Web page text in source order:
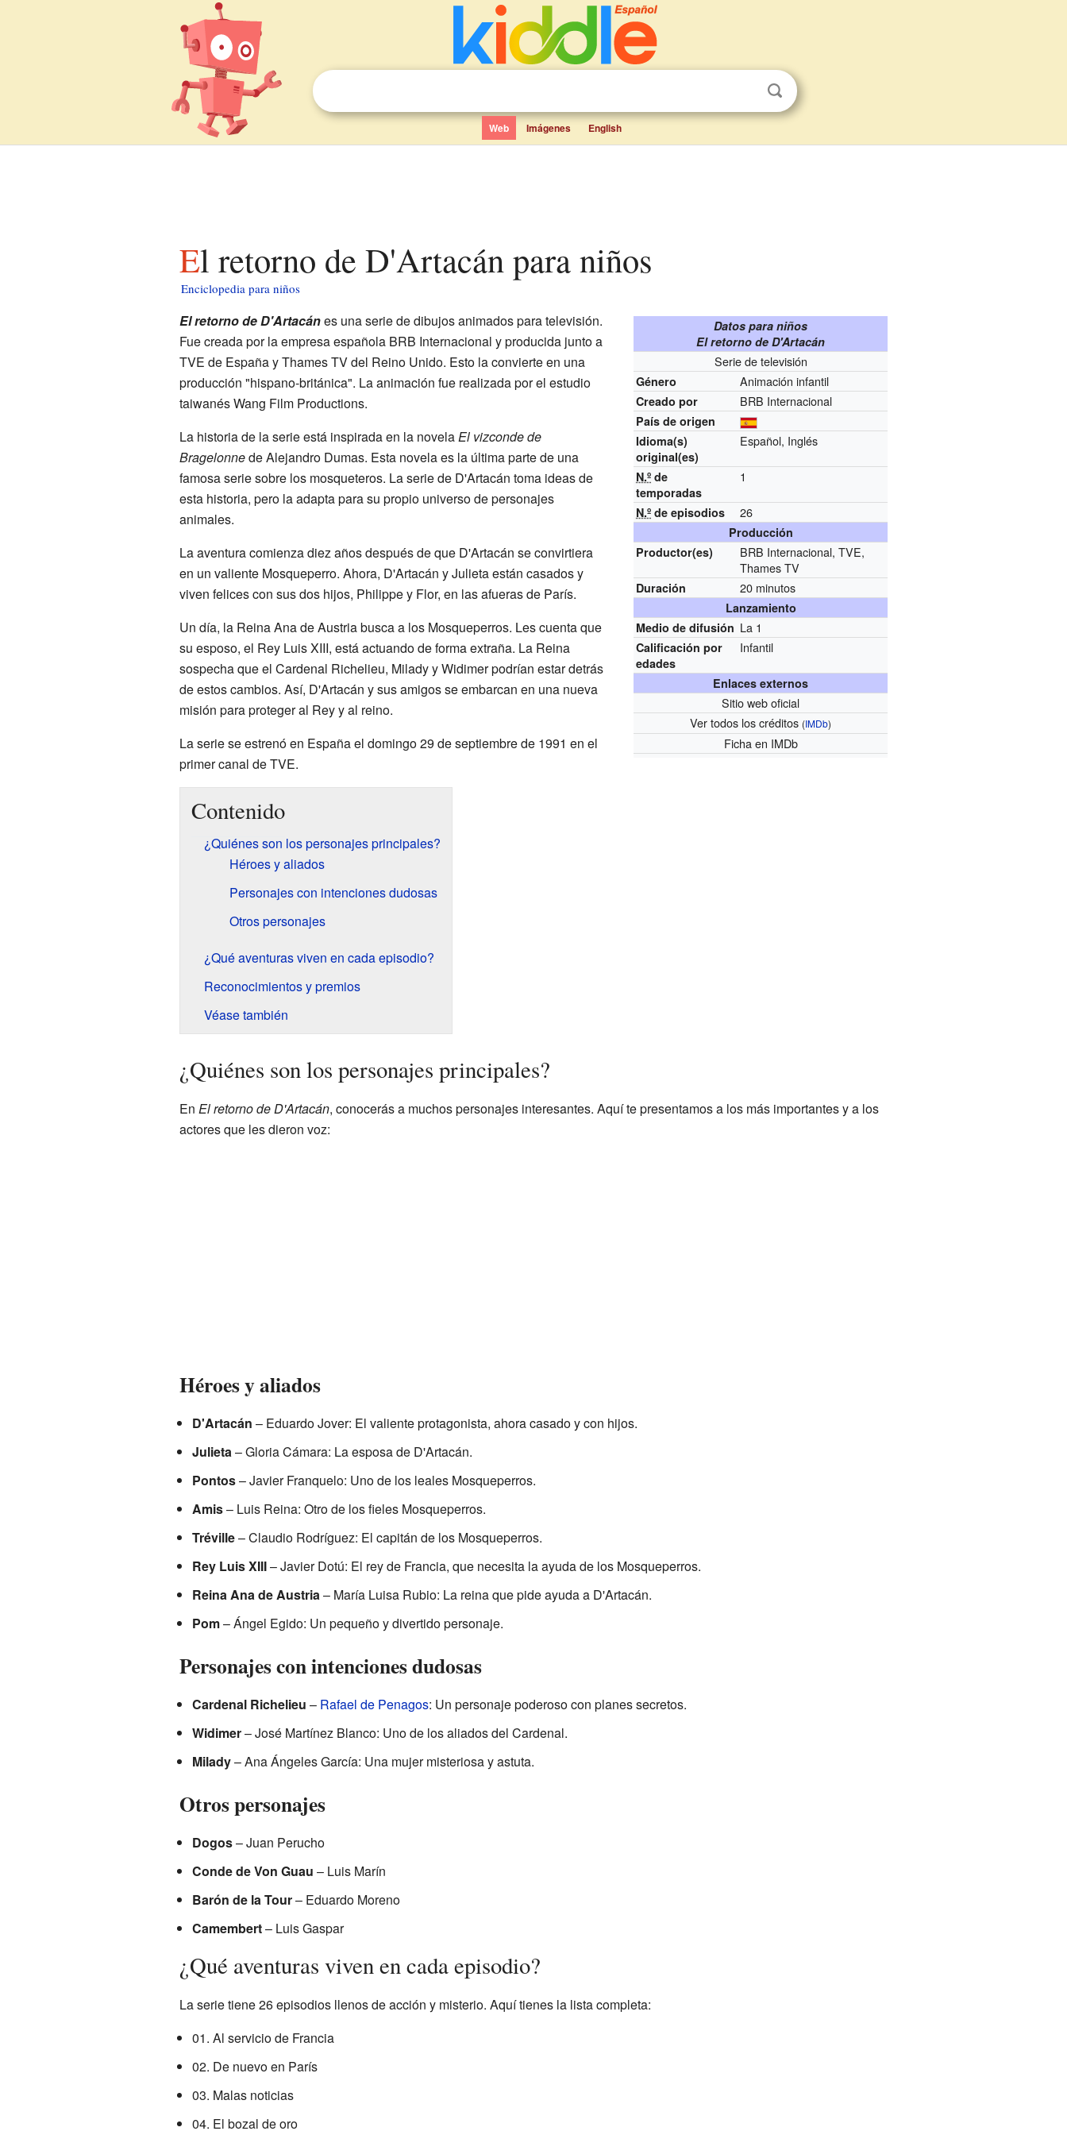
Web Imágenes English
El retorno de D'Artacán para niños
Enciclopedia para niños
Datos para niños
El retorno de D'Artacán
Serie de televisión
Género Animación infantil
Creado por BRB Internacional
País de origen
Idioma(s)
original(es)
Español, Inglés
N.º de
temporadas
1
N.º de episodios 26
Producción
Productor(es)
BRB Internacional, TVE,
Thames TV
Duración 20 minutos
Lanzamiento
Medio de difusión La 1
Calificación por
edades
Infantil
Enlaces externos
Sitio web oficial
Ver todos los créditos (IMDb)
Fichaen IMDb
El retorno de D'Artacánes una serie de dibujos animados para televisión.
Fue creada por la empresa española BRB Internacional y producida junto a
TVE de España y Thames TV del Reino Unido. Esto la convierte en una
producción "hispano-británica". La animación fue realizada por el estudio
taiwanés Wang Film Productions.
La historia de la serie está inspirada en la novelaEl vizconde de
Bragelonnede Alejandro Dumas. Esta novela es la última parte de una
famosa serie sobre los mosqueteros. La serie de D'Artacán toma ideas de
esta historia, pero la adapta para su propio universo de personajes
animales.
La aventura comienza diez años después de que D'Artacán se convirtiera
en un valiente Mosqueperro. Ahora, D'Artacán y Julieta están casados y
viven felices con sus dos hijos, Philippe y Flor, en las afueras de París.
Un día, la Reina Ana de Austria busca a los Mosqueperros. Les cuenta que
su esposo, el Rey Luis XIII, está actuando de forma extraña. La Reina
sospecha que el Cardenal Richelieu, Milady y Widimer podrían estar detrás
de estos cambios. Así, D'Artacán y sus amigos se embarcan en una nueva
misión para proteger al Rey y al reino.
La serie se estrenó en España el domingo 29 de septiembre de 1991 en el
primer canal de TVE.
Contenido
¿Quiénes son los personajes principales?
Héroes y aliados
Personajes con intenciones dudosas
Otros personajes
¿Qué aventuras viven en cada episodio?
Reconocimientos y premios
Véase también
¿Quiénes son los personajes principales?
En El retorno de D'Artacán, conocerás a muchos personajes interesantes. Aquí te presentamos a los más importantes y a los
actores que les dieron voz:
Héroes y aliados
D'Artacán – Eduardo Jover: El valiente protagonista, ahora casado y con hijos.
Julieta– Gloria Cámara: La esposa de D'Artacán.
Pontos– Javier Franquelo: Uno de los leales Mosqueperros.
Amis– Luis Reina: Otro de los fieles Mosqueperros.
Tréville– Claudio Rodríguez: El capitán de los Mosqueperros.
Rey Luis XIII– Javier Dotú: El rey de Francia, que necesita la ayuda de los Mosqueperros.
Reina Ana de Austria– María Luisa Rubio: La reina que pide ayuda a D'Artacán.
Pom– Ángel Egido: Un pequeño y divertido personaje.
Personajes con intenciones dudosas
Cardenal Richelieu – Rafael de Penagos: Un personaje poderoso con planes secretos.
Widimer– José Martínez Blanco: Uno de los aliados del Cardenal.
Milady– Ana Ángeles García: Una mujer misteriosa y astuta.
Otros personajes
Dogos– Juan Perucho
Conde de Von Guau – Luis Marín
Barón de la Tour– Eduardo Moreno
Camembert– Luis Gaspar
¿Qué aventuras viven en cada episodio?
La serie tiene 26 episodios llenos de acción y misterio. Aquí tienes la lista completa:
01. Al servicio de Francia
02. De nuevo en París
03. Malas noticias
04. El bozal de oro